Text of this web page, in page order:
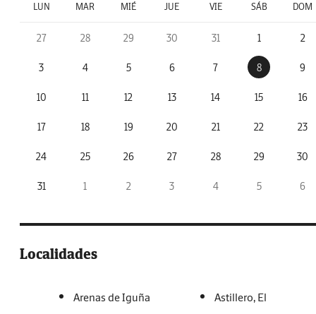
LUN MAR MIÉ JUE VIE SÁB DOM
27 28 29 30 31 1 2
3 4 5 6 7 8 9
10 11 12 13 14 15 16
17 18 19 20 21 22 23
24 25 26 27 28 29 30
31 1 2 3 4 5 6
Localidades
Arenas de Iguña
Astillero, El